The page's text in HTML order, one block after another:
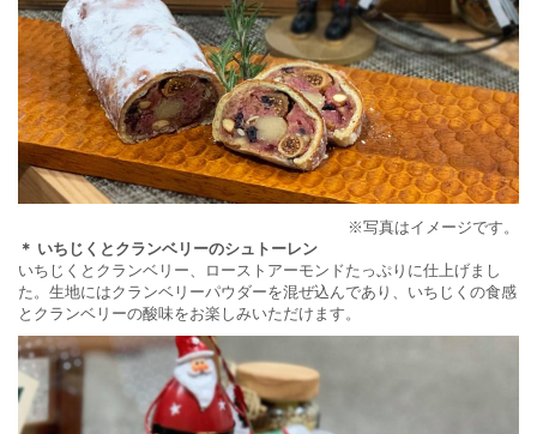
※写真はイメージです。
＊ いちじくとクランベリーのシュトーレン
いちじくとクランベリー、ローストアーモンドたっぷりに仕上げまし
た。生地にはクランベリーパウダーを混ぜ込んであり、いちじくの食感
とクランベリーの酸味をお楽しみいただけます。